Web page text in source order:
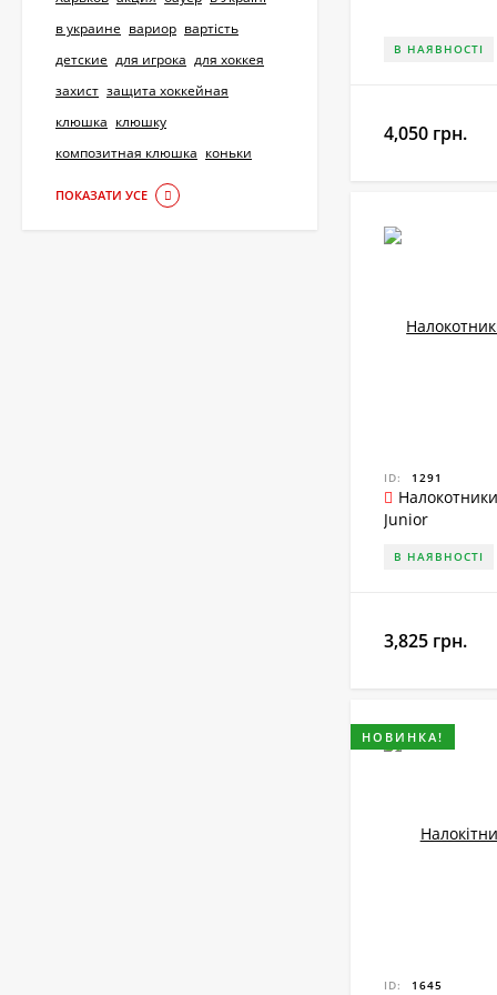
В НАЯВНОСТІ
4,050 грн.
ID: 1291
Junior
В НАЯВНОСТІ
3,825 грн.
НОВИНКА!
ID: 1645
в украине вариор вартість
детские для игрока для хоккея
захист защита хоккейная
клюшка клюшку
композитная клюшка коньки
ПОКАЗАТИ УСЕ